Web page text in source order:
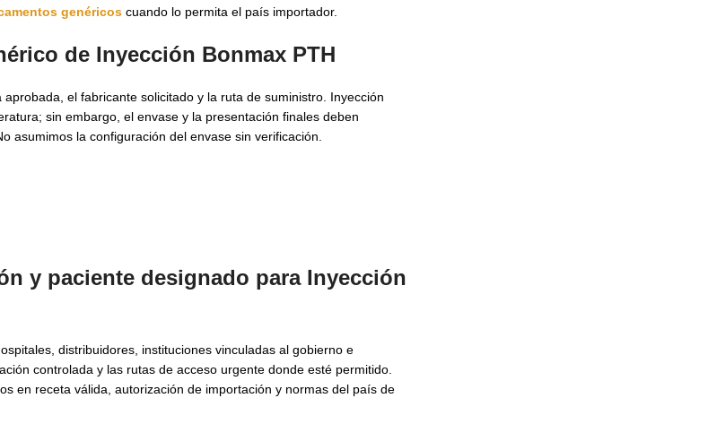
genéricos cuando lo permita el país importador.
de Inyección Bonmax PTH
el fabricante solicitado y la ruta de suministro. Inyección
sin embargo, el envase y la presentación finales deben
asumimos la configuración del envase sin verificación.
y paciente designado para Inyección
distribuidores, instituciones vinculadas al gobierno e
controlada y las rutas de acceso urgente donde esté permitido.
en receta válida, autorización de importación y normas del país de